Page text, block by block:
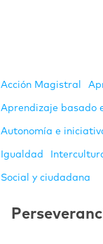
Acción Magistral
Aprendizaje basado
Autonomía e
Igualdad
Social y ciudadana